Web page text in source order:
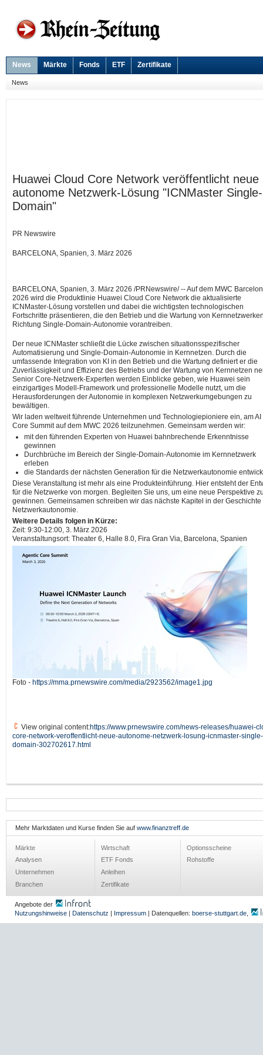
News Märkte Fonds ETF Zertifikate
News
Huawei Cloud Core Network veröffentlicht neue
autonome Netzwerk-Lösung "ICNMaster Single-
Domain"
PR Newswire
BARCELONA, Spanien, 3. März 2026
BARCELONA, Spanien, 3. März 2026 /PRNewswire/ -- Auf dem MWC
2026 wird die Produktlinie Huawei Cloud Core Network die aktualisierte
ICNMaster-Lösung vorstellen und dabei die wichtigsten technologischen
Fortschritte präsentieren, die den Betrieb und die Wartung von
Richtung Single-Domain-Autonomie vorantreiben.
Der neue ICNMaster schließt die Lücke zwischen situationsspezifischer
Automatisierung und Single-Domain-Autonomie in Kernnetzen. Durch die
umfassende Integration von KI in den Betrieb und die Wartung definiert er die
Zuverlässigkeit und Effizienz des Betriebs und der Wartung von Kernnetzen
Senior Core-Netzwerk-Experten werden Einblicke geben, wie Huawei sein
einzigartiges Modell-Framework und professionelle Modelle nutzt, um die
Herausforderungen der Autonomie in komplexen Netzwerkumgebungen zu
bewältigen.
Wir laden weltweit führende Unternehmen und Technologiepioniere ein, am AI
Core Summit auf dem MWC 2026 teilzunehmen. Gemeinsam werden wir:
mit den führenden Experten von Huawei bahnbrechende Erkenntnisse
gewinnen
Durchbrüche im Bereich der Single-Domain-Autonomie im Kernnetzwerk
erleben
die Standards der nächsten Generation für die Netzwerkautonomie
Diese Veranstaltung ist mehr als eine Produkteinführung. Hier entsteht der
für die Netzwerke von morgen. Begleiten Sie uns, um eine neue Perspektive
gewinnen. Gemeinsamen schreiben wir das nächste Kapitel in der Geschichte
Netzwerkautonomie.
Weitere Details folgen in Kürze:
Zeit: 9:30-12:00, 3. März 2026
Veranstaltungsort: Theater 6, Halle 8.0, Fira Gran Via, Barcelona, Spanien
Foto - https://mma.prnewswire.com/media/2923562/image1.jpg
View original content:https://www.prnewswire.com/news-releases/huawei-
core-network-veroffentlicht-neue-autonome-netzwerk-losung-icnmaster-single-
domain-302702617.html
Mehr Marktdaten und Kurse finden Sie auf www.finanztreff.de
Märkte
Analysen
Unternehmen
Branchen
Wirtschaft
ETF Fonds
Anleihen
Zertifikate
Optionsscheine
Rohstoffe
Angebote der
Nutzungshinweise
Datenschutz Impressum | Datenquellen: boerse-stuttgart.de,